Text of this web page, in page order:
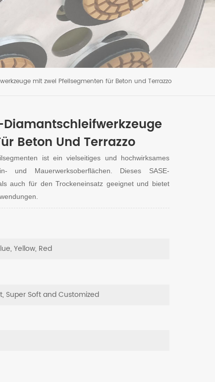
mit zwei Pfeilsegmenten für Beton und Terrazzo
Diamantschleifwerkzeuge
Beton Und Terrazzo
ist ein vielseitiges und hochwirksames
und Mauerwerksoberflächen. Dieses SASE-
auch für den Trockeneinsatz geeignet und bietet
Yellow, Red
Super Soft and Customized